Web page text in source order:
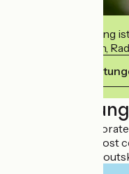
Diese Einrichtung
verpflichtet sich,
Ihre
Beschreibung
Our tastefully
unwind in the utmost
restaurant on the